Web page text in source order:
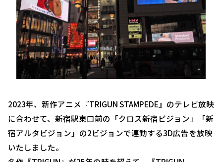
2023年、新作アニメ『TRIGUN STAMPEDE』のテレビ放映
に合わせて、新宿駅東口前の「クロス新宿ビジョン」「新
宿アルタビジョン」の2ビジョンで連動する3D広告を放映
いたしました。